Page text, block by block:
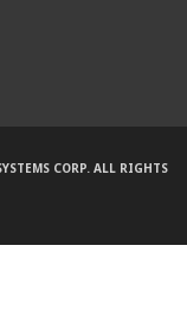
CORP. ALL RIGHTS